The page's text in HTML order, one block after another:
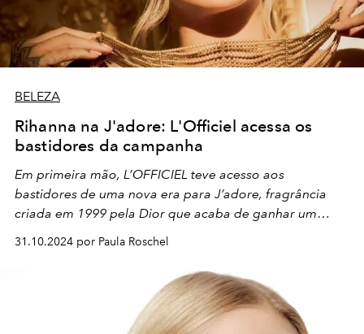
BELEZA
Rihanna na J'adore: L'Officiel acessa os
bastidores da campanha
Em primeira mão, L’OFFICIEL teve acesso aos
bastidores de uma nova era para J’adore, fragrância
criada em 1999 pela Dior que acaba de ganhar um
novo e marcante rosto, a poderosa ícone pop Rihanna.
Com exclusividade, batemos um papo com a estrela e
com Steven Klein, diretor que conduziu a campanha.
31.10.2024 por Paula Roschel